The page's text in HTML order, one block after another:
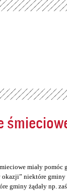
miały
niektóre
gminy żądały np.